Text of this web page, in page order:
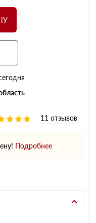
11 отзывов
Подробнее